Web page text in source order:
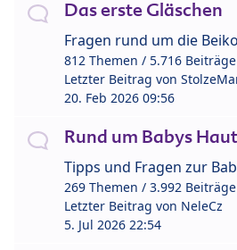
Das erste Gläschen
Fragen rund um die
812 Themen / 5.716 Beiträge
Letzter Beitrag von
20. Feb 2026 09:56
Rund um Babys Haut
Tipps und Fragen zur
269 Themen / 3.992 Beiträge
Letzter Beitrag von NeleCz
5. Jul 2026 22:54